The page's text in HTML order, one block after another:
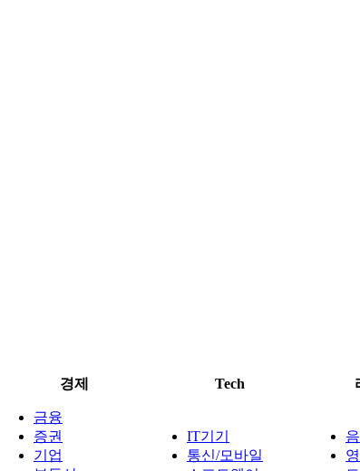
경제 Tech
금융
증권
기업
IT기기
통신/모바일